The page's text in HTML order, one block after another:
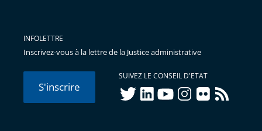
INFOLETTRE
Inscrivez-vous à la lettre de la Justice administrative
S'inscrire
SUIVEZ LE CONSEIL D'ETAT
twitterlinkedInyoutubeinstagram
flickr rss